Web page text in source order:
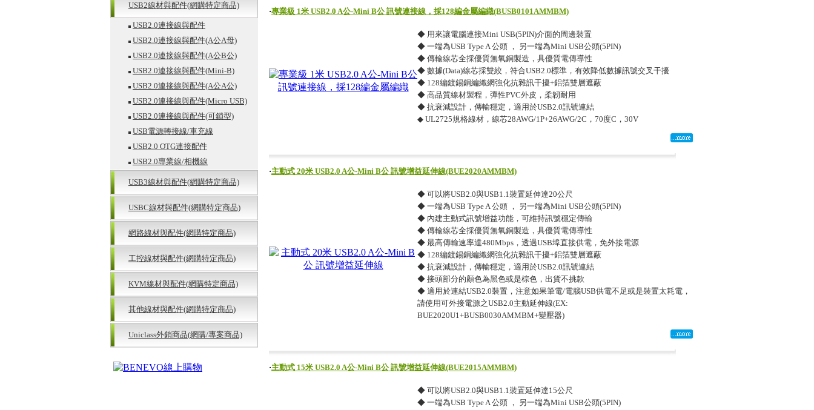
USB2線材與配件(網購特定商品)
USB2.0連接線與配件
USB2.0連接線與配件(A公A母)
USB2.0連接線與配件(A公B公)
USB2.0連接線與配件(Mini-B)
USB2.0連接線與配件(A公A公)
USB2.0連接線與配件(Micro USB)
USB2.0連接線與配件(可鎖型)
USB電源轉接線/車充線
USB2.0 OTG連接配件
USB2.0專業線/相機線
USB3線材與配件(網購特定商品)
USBC線材與配件(網購特定商品)
網路線材與配件(網購特定商品)
工控線材與配件(網購特定商品)
KVM線材與配件(網購特定商品)
其他線材與配件(網購特定商品)
Uniclass外銷商品(網購/專案商品)
‧專業級 1米 USB2.0 A公-Mini B公 訊號連接線，採128編金屬編織(BUSB0101AMMBM)
◆ 用來讓電腦連接Mini USB(5PIN)介面的周邊裝置
◆ 一端為USB Type A 公頭 ， 另一端為Mini USB公頭(5PIN)
◆ 傳輸線芯全採優質無氧銅製造，具優質電傳導性
◆ 數據(Data)線芯採雙絞，符合USB2.0標準，有效降低數據訊號交叉干擾
◆ 128編鍍錫銅編織網強化抗雜訊干擾+鋁箔雙層遮蔽
◆ 高品質線材製程，彈性PVC外皮，柔韌耐用
◆ 抗衰減設計，傳輸穩定，適用於USB2.0訊號連結
◆ UL2725規格線材，線芯28AWG/1P+26AWG/2C，70度C，30V
‧主動式 20米 USB2.0 A公-Mini B公 訊號增益延伸線(BUE2020AMMBM)
◆ 可以將USB2.0與USB1.1裝置延伸達20公尺
◆ 一端為USB Type A 公頭 ， 另一端為Mini USB公頭(5PIN)
◆ 內建主動式訊號增益功能，可維持訊號穩定傳輸
◆ 傳輸線芯全採優質無氧銅製造，具優質電傳導性
◆ 最高傳輸速率達480Mbps，透過USB埠直接供電，免外接電源
◆ 128編鍍錫銅編織網強化抗雜訊干擾+鋁箔雙層遮蔽
◆ 抗衰減設計，傳輸穩定，適用於USB2.0訊號連結
◆ 接頭部分的顏色為黑色或是棕色，出貨不挑款
◆ 適用於連結USB2.0裝置，注意如果筆電/電腦USB供電不足或是裝置太耗電，
請使用可外接電源之USB2.0主動延伸線(EX:
BUE2020U1+BUSB0030AMMBM+變壓器)
‧主動式 15米 USB2.0 A公-Mini B公 訊號增益延伸線(BUE2015AMMBM)
◆ 可以將USB2.0與USB1.1裝置延伸達15公尺
◆ 一端為USB Type A 公頭 ， 另一端為Mini USB公頭(5PIN)